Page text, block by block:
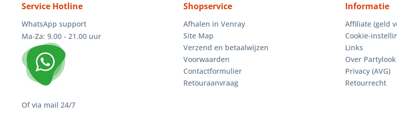
Service Hotline
WhatsApp support
Ma-Za: 9.00 - 21.00 uur
Of via mail 24/7
Shopservice
Afhalen in Venray
Site Map
Verzend en betaalwijzen
Voorwaarden
Contactformulier
Retouraanvraag
Informatie
Affiliate (geld
Cookie-
Links
Over Partylook
Privacy (AVG)
Retourrecht